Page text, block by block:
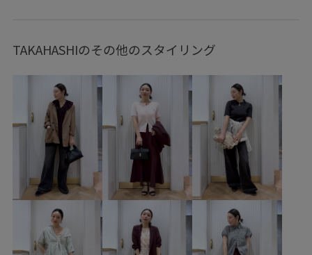
スカート バッグ
ネックレス BVA36020 BVC36100 BVM36140
BVV36100 BVX36010 BVZ36020 26officecasual
26SSceremony 26_31collaboration 2WAYで使える
Ssize_akisuda Tシャツ VIS_2026SS_POLO
VIS_2026SS_POLO2 vis_26ssbag
vis_26ss_summergoods vis_26ss_summertops
TAKAHASHIのその他のスタイリング